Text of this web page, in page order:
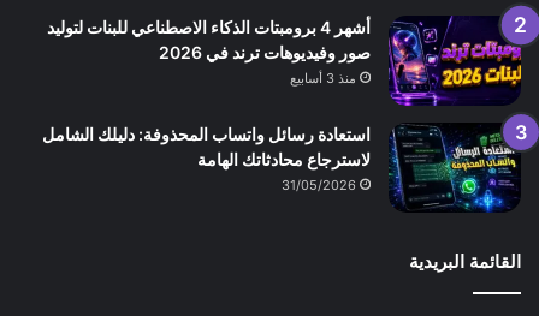
أشهر 4 برومبتات الذكاء الاصطناعي للبنات لتوليد
صور وفيديوهات ترند في 2026
منذ 3 أسابيع
استعادة رسائل واتساب المحذوفة: دليلك الشامل
لاسترجاع محادثاتك الهامة
31/05/2026
القائمة البريدية